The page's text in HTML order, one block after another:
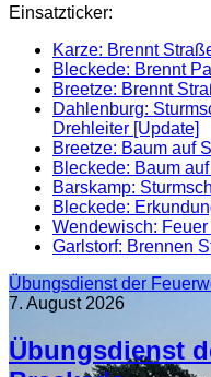
Einsatzticker:
Karze: Brennt
Bleckede: Brennt
Breetze: Brennt
Dahlenburg:
Drehleiter [Update]
Breetze: Baum auf
Bleckede: Baum
Barskamp:
Bleckede:
Wendewisch: Feuer
Garlstorf: Brennen
Übungsdienst der
7. August 2026
Übungsdienst